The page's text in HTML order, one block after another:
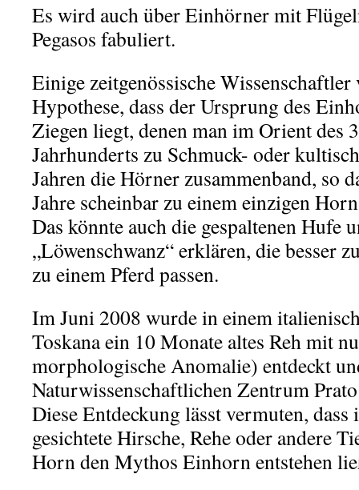
Es wird auch über Einhörner mit
Pegasos fabuliert.
Einige zeitgenössische
Hypothese, dass der Ursprung des
Ziegen liegt, denen man im Orient des
Jahrhunderts zu Schmuck- oder
Jahren die Hörner zusammenband, so
Jahre scheinbar zu einem einzigen
Das könnte auch die gespaltenen Hufe
„Löwenschwanz“ erklären, die besser
zu einem Pferd passen.
Im Juni 2008 wurde in einem
Toskana ein 10 Monate altes Reh mit
morphologische Anomalie) entdeckt
Naturwissenschaftlichen Zentrum
Diese Entdeckung lässt vermuten, dass
gesichtete Hirsche, Rehe oder andere
Horn den Mythos Einhorn entstehen